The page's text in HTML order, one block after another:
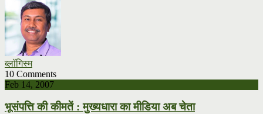
ब्लॉगिस्म
10 Comments
Feb 14, 2007
भूसंपत्ति की कीमतें : मुख्यधारा का मीडिया अब चेता